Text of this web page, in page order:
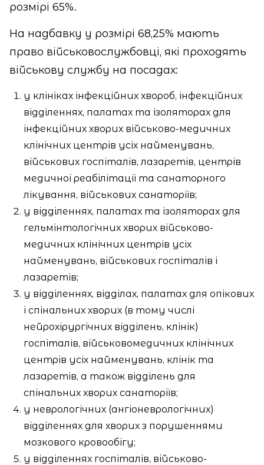
розмірі 65%.
На надбавку у розмірі 68,25% мають
право військовослужбовці, які проходять
військову службу на посадах:
у клініках інфекційних хвороб, інфекційних
відділеннях, палатах та ізоляторах для
інфекційних хворих військово-медичних
клінічних центрів усіх найменувань,
військових госпіталів, лазаретів, центрів
медичної реабілітації та санаторного
лікування, військових санаторіїв;
у відділеннях, палатах та ізоляторах для
гельмінтологічних хворих військово-
медичних клінічних центрів усіх
найменувань, військових госпіталів і
лазаретів;
у відділеннях, відділах, палатах для опікових
і спінальних хворих (в тому числі
нейрохірургічних відділень, клінік)
госпіталів, військовомедичних клінічних
центрів усіх найменувань, клінік та
лазаретів, а також відділень для
спінальних хворих санаторіїв;
у неврологічних (ангіоневрологічних)
відділеннях для хворих з порушеннями
мозкового кровообігу;
у відділеннях госпіталів, військово-